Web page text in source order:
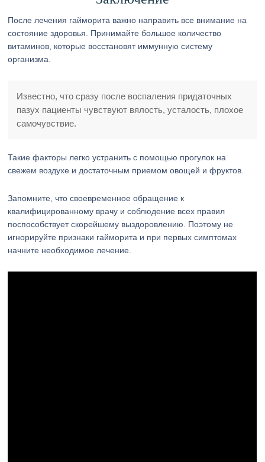
После лечения гайморита важно направить все внимание на
состояние здоровья. Принимайте большое количество
витаминов, которые восстановят иммунную систему
организма.
Известно, что сразу после воспаления придаточных
пазух пациенты чувствуют вялость, усталость, плохое
самочувствие.
Такие факторы легко устранить с помощью прогулок на
свежем воздухе и достаточным приемом овощей и фруктов.
Запомните, что своевременное обращение к
квалифицированному врачу и соблюдение всех правил
поспособствует скорейшему выздоровлению. Поэтому не
игнорируйте признаки гайморита и при первых симптомах
начните необходимое лечение.